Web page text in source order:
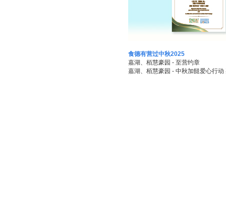
食德有营过中秋2025
嘉湖、栢慧豪园 - 至营约章
嘉湖、栢慧豪园 - 中秋加餸爱心行动